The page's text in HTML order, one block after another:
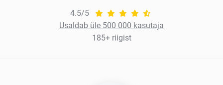
4.5/5
Usaldab üle 500 000 kasutaja
185+ riigist